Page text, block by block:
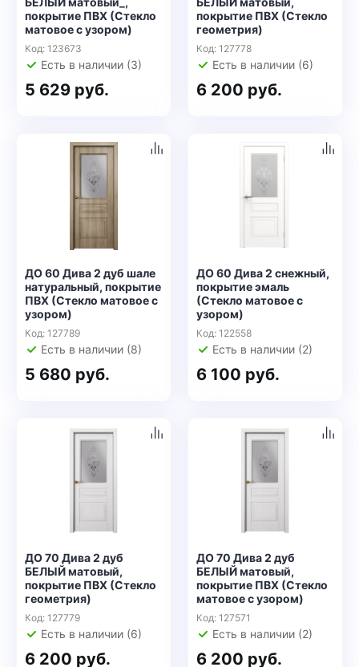
покрытие ПВХ (Стекло
матовое с узором)
Код: 123673
Есть в наличии (3)
5 629 руб.
покрытие ПВХ (Стекло
геометрия)
Код: 127778
Есть в наличии (6)
6 200 руб.
ДО 60 Дива 2 дуб шале
натуральный, покрытие
ПВХ (Стекло матовое с
узором)
Код: 127789
Есть в наличии (8)
5 680 руб.
ДО 60 Дива 2 снежный,
покрытие эмаль
(Стекло матовое с
узором)
Код: 122558
Есть в наличии (2)
6 100 руб.
ДО 70 Дива 2 дуб
БЕЛЫЙ матовый,
покрытие ПВХ (Стекло
геометрия)
Код: 127779
Есть в наличии (6)
6 200 руб.
ДО 70 Дива 2 дуб
БЕЛЫЙ матовый,
покрытие ПВХ (Стекло
матовое с узором)
Код: 127571
Есть в наличии (2)
6 200 руб.